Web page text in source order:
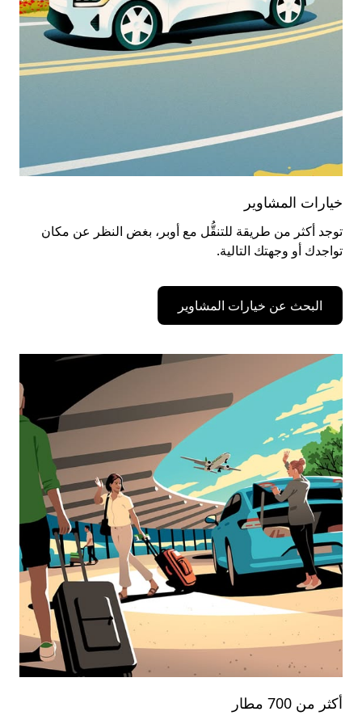
خيارات المشاوير
توجد أكثر من طريقة للتنقُّل مع أوبر، بغض النظر عن مكان
تواجدك أو وجهتك التالية.
البحث عن خيارات المشاوير
أكثر من 700 مطار